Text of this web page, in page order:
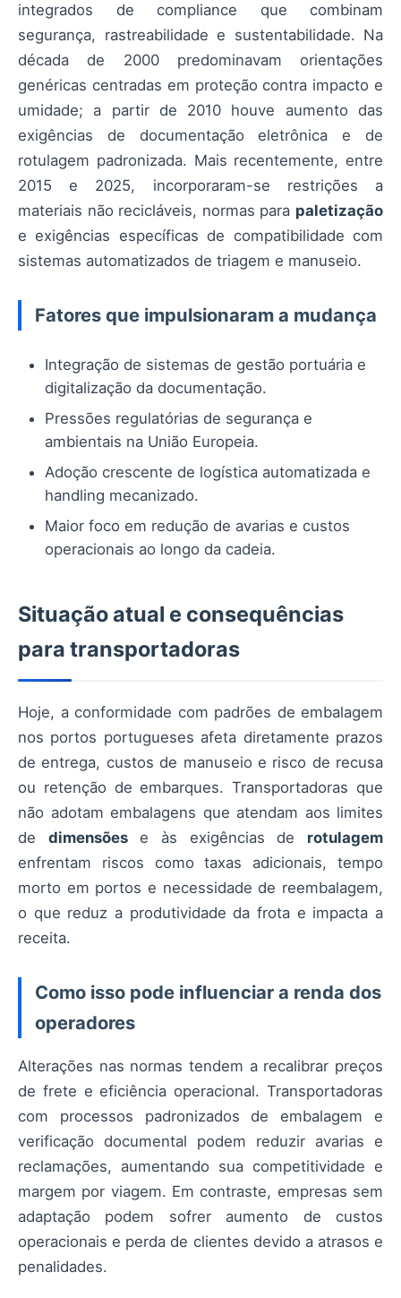
integrados de compliance que combinam
segurança, rastreabilidade e sustentabilidade. Na
década de 2000 predominavam orientações
genéricas centradas em proteção contra impacto e
umidade; a partir de 2010 houve aumento das
exigências de documentação eletrônica e de
rotulagem padronizada. Mais recentemente, entre
2015 e 2025, incorporaram-se restrições a
materiais não recicláveis, normas para paletização
e exigências específicas de compatibilidade com
sistemas automatizados de triagem e manuseio.
Fatores que impulsionaram a mudança
Integração de sistemas de gestão portuária e
digitalização da documentação.
Pressões regulatórias de segurança e
ambientais na União Europeia.
Adoção crescente de logística automatizada e
handling mecanizado.
Maior foco em redução de avarias e custos
operacionais ao longo da cadeia.
Situação atual e consequências
para transportadoras
Hoje, a conformidade com padrões de embalagem
nos portos portugueses afeta diretamente prazos
de entrega, custos de manuseio e risco de recusa
ou retenção de embarques. Transportadoras que
não adotam embalagens que atendam aos limites
de dimensõese às exigências de rotulagem
enfrentam riscos como taxas adicionais, tempo
morto em portos e necessidade de reembalagem,
o que reduz a produtividade da frota e impacta a
receita.
Como isso pode influenciar a renda dos
operadores
Alterações nas normas tendem a recalibrar preços
de frete e eficiência operacional. Transportadoras
com processos padronizados de embalagem e
verificação documental podem reduzir avarias e
reclamações, aumentando sua competitividade e
margem por viagem. Em contraste, empresas sem
adaptação podem sofrer aumento de custos
operacionais e perda de clientes devido a atrasos e
penalidades.